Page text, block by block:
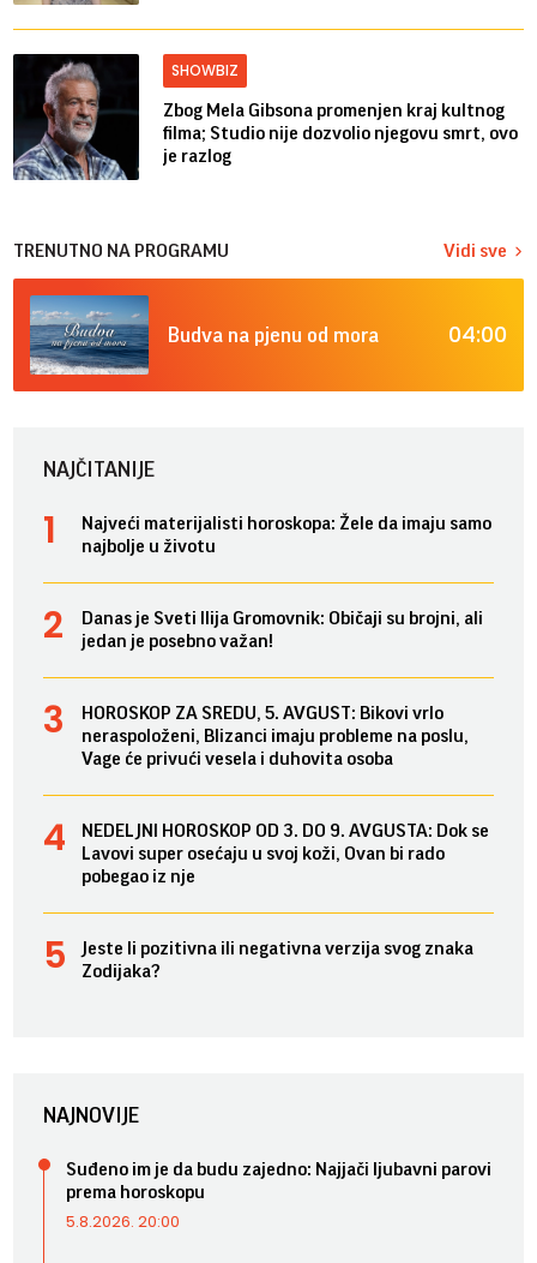
SHOWBIZ
Zbog Mela Gibsona promenjen kraj kultnog
filma; Studio nije dozvolio njegovu smrt, ovo
je razlog
TRENUTNO NA PROGRAMU Vidi sve
Budva na pjenu od mora 04:00
NAJČITANIJE
Najveći materijalisti horoskopa: Žele da imaju samo
najbolje u životu
Danas je Sveti Ilija Gromovnik: Običaji su brojni, ali
jedan je posebno važan!
HOROSKOP ZA SREDU, 5. AVGUST: Bikovi vrlo
neraspoloženi, Blizanci imaju probleme na poslu,
Vage će privući vesela i duhovita osoba
NEDELJNI HOROSKOP OD 3. DO 9. AVGUSTA: Dok se
Lavovi super osećaju u svoj koži, Ovan bi rado
pobegao iz nje
Jeste li pozitivna ili negativna verzija svog znaka
Zodijaka?
NAJNOVIJE
Suđeno im je da budu zajedno: Najjači ljubavni parovi
prema horoskopu
5.8.2026. 20:00